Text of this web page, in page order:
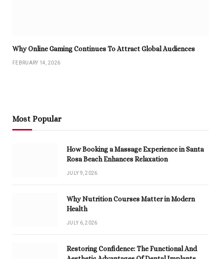
Why Online Gaming Continues To Attract Global Audiences
FEBRUARY 14, 2026
Most Popular
How Booking a Massage Experience in Santa
Rosa Beach Enhances Relaxation
JULY 9, 2026
Why Nutrition Courses Matter in Modern
Health
JULY 6, 2026
Restoring Confidence: The Functional And